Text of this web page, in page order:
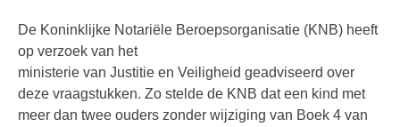
De Koninklijke Notariële Beroepsorganisatie (KNB) heeft
op verzoek van het
ministerie van Justitie en Veiligheid geadviseerd over
deze vraagstukken. Zo stelde de KNB dat een kind met
meer dan twee ouders zonder wijziging van Boek 4 van